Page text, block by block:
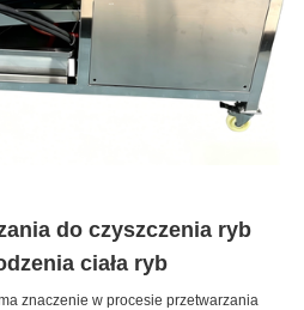
Maszyna do łuszczenia krewetek o masie 250-300 kg/h Automatyczna obsługa ręczna
50Hz 3P Automatyczna maszyna do ostrzału krewetek Stabilna stal nierdzewna
do czyszczenia ryb
ciała ryb
znaczenie w procesie przetwarzania